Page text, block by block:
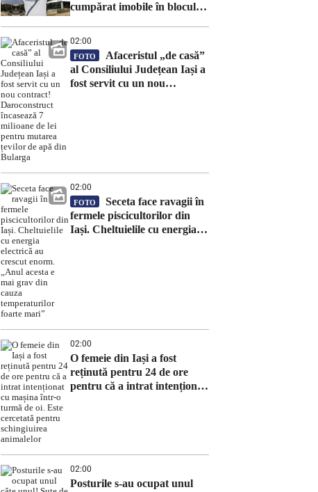
cumpărat imobile în blocul
A vândut același apartament
mai multor persoane
02:00
FOTO
Afaceristul „de casă”
al Consiliului Județean Iași a
fost servit cu un nou
02:00
FOTO
Seceta face ravagii în
fermele piscicultorilor din
Iași. Cheltuielile cu energia
02:00
O femeie din Iași a fost
reținută pentru 24 de ore
pentru că a intrat intenționat
02:00
Posturile s-au ocupat unul